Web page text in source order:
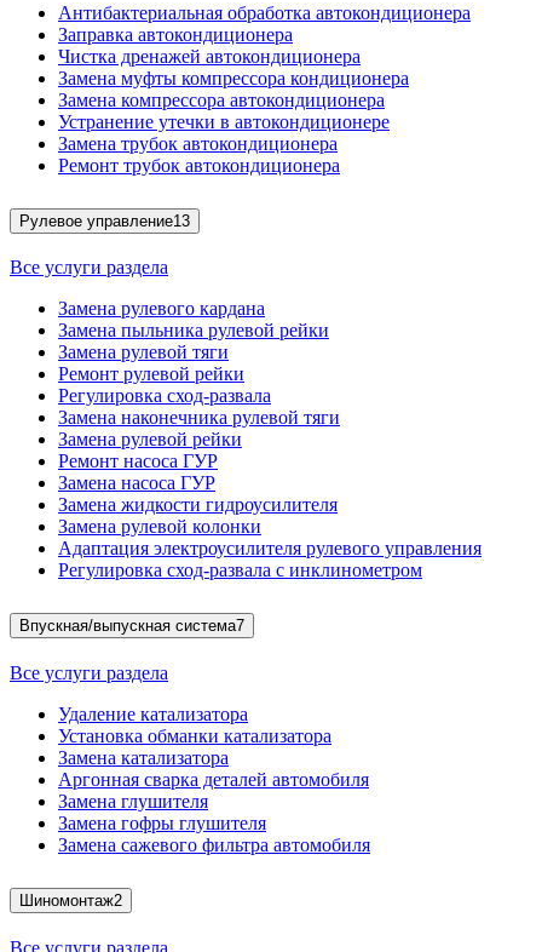
Антибактериальная обработка автокондиционера
Заправка автокондиционера
Чистка дренажей автокондиционера
Замена муфты компрессора кондиционера
Замена компрессора автокондиционера
Устранение утечки в автокондиционере
Замена трубок автокондиционера
Ремонт трубок автокондиционера
Рулевое управление13
Все услуги раздела
Замена рулевого кардана
Замена пыльника рулевой рейки
Замена рулевой тяги
Ремонт рулевой рейки
Регулировка сход-развала
Замена наконечника рулевой тяги
Замена рулевой рейки
Ремонт насоса ГУР
Замена насоса ГУР
Замена жидкости гидроусилителя
Замена рулевой колонки
Адаптация электроусилителя рулевого управления
Регулировка сход-развала с инклинометром
Впускная/выпускная система7
Все услуги раздела
Удаление катализатора
Установка обманки катализатора
Замена катализатора
Аргонная сварка деталей автомобиля
Замена глушителя
Замена гофры глушителя
Замена сажевого фильтра автомобиля
Шиномонтаж2
Все услуги раздела